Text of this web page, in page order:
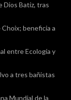
Dios Batiz, tras
Choix; beneficia a
entre Ecología y
a tres bañistas
Mundial de la